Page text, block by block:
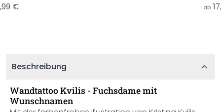
€
ab
Beschreibung
Wandtattoo Kvilis - Fuchsdame mit
Wunschnamen